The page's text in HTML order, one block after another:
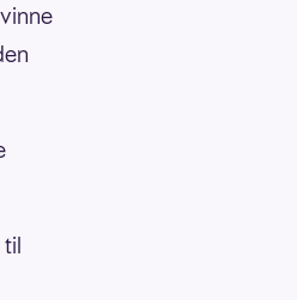
til